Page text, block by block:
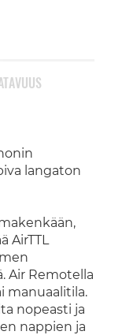
langaton
AirTTL
Air Remotella
manuaalitila.
nopeasti ja
nappien ja